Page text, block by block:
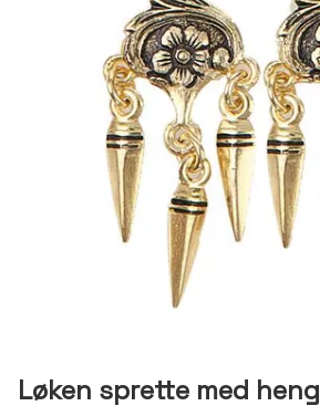
Løken sprette med heng